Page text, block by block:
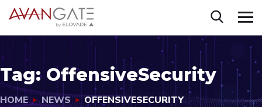
Tag: OffensiveSecurity
HOME NEWS OFFENSIVESECURITY